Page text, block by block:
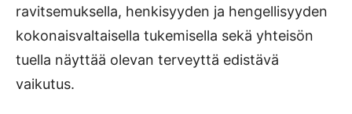
ravitsemuksella, henkisyyden ja hengellisyyden
kokonaisvaltaisella tukemisella sekä yhteisön
tuella näyttää olevan terveyttä edistävä
vaikutus.